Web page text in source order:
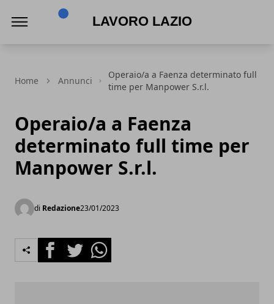
Home Annunci
Operaio/a a Faenza determinato full
time per Manpower S.r.l.
Operaio/a a Faenza
determinato full time per
Manpower S.r.l.
di Redazione23/01/2023
FacebookTwitterWhatsapp